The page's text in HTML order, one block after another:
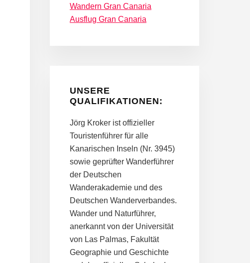
Wandern Gran Canaria
Ausflug Gran Canaria
UNSERE
QUALIFIKATIONEN:
Jörg Kroker ist offizieller
Touristenführer für alle
Kanarischen Inseln (Nr. 3945)
sowie geprüfter Wanderführer
der Deutschen
Wanderakademie und des
Deutschen Wanderverbandes.
Wander und Naturführer,
anerkannt von der Universität
von Las Palmas, Fakultät
Geographie und Geschichte